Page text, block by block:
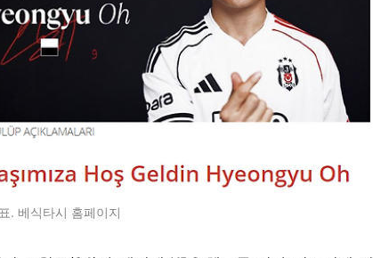
. 베식타시 홈페이지